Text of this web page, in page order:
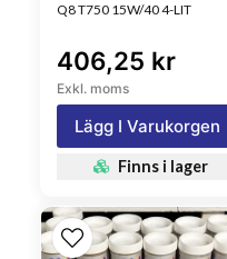
Q8 T750 15W/40 4-LIT
406,25 kr
Exkl. moms
Lägg I Varukorgen
Finns i lager